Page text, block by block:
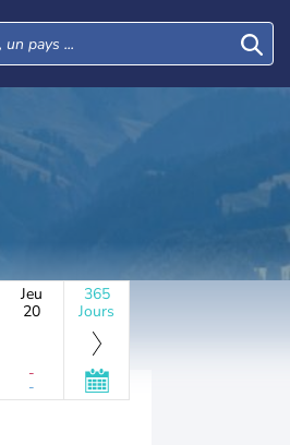
Jeu
20
-
-
365
Jours